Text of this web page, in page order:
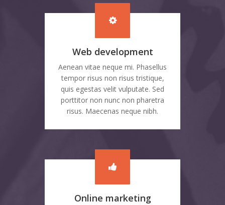
Web development
Aenean vitae neque mi. Phasellus
tempor risus non risus tristique,
quis egestas velit vulputate. Sed
porttitor non nunc non pharetra
risus. Maecenas neque nibh.
Online marketing